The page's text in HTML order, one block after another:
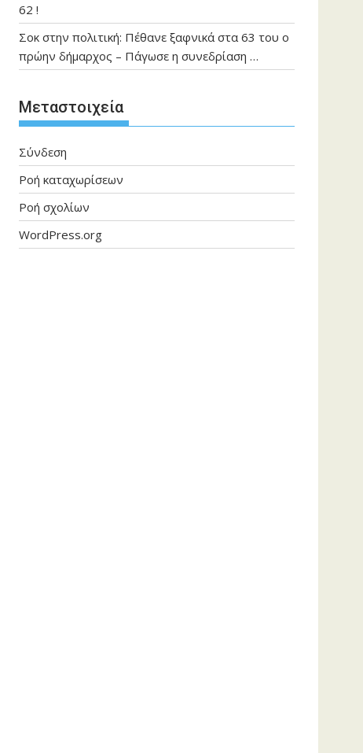
62 !
Σοκ στην πολιτική: Πέθανε ξαφνικά στα 63 του ο
πρώην δήμαρχος – Πάγωσε η συνεδρίαση …
Μεταστοιχεία
Σύνδεση
Ροή καταχωρίσεων
Ροή σχολίων
WordPress.org